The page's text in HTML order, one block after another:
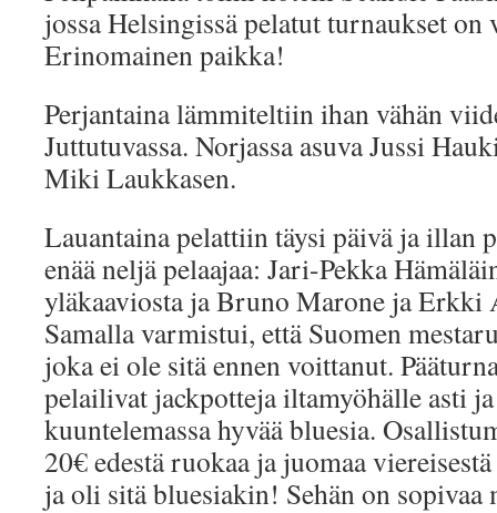
jossa Helsingissä pelatut turnaukset
Erinomainen paikka!
Perjantaina lämmiteltiin ihan vähän
Juttutuvassa. Norjassa asuva Jussi
Miki Laukkasen.
Lauantaina pelattiin täysi päivä ja illan
enää neljä pelaajaa: Jari-Pekka
yläkaaviosta ja Bruno Marone ja Erkki
Samalla varmistui, että Suomen
joka ei ole sitä ennen voittanut.
pelailivat jackpotteja iltamyöhälle asti
kuuntelemassa hyvää bluesia.
20€ edestä ruokaa ja juomaa
ja oli sitä bluesiakin! Sehän on